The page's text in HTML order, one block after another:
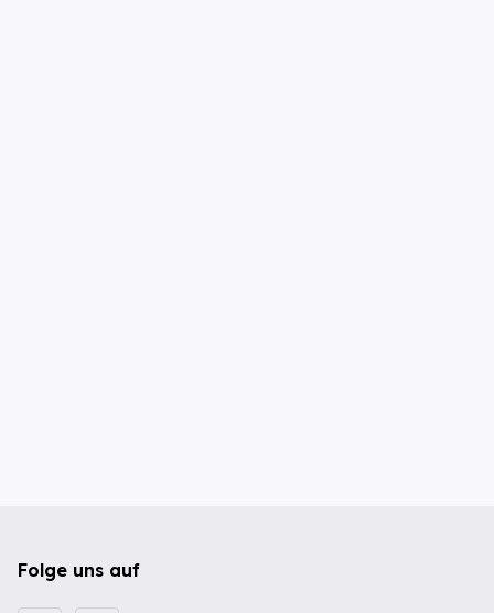
Folge uns auf